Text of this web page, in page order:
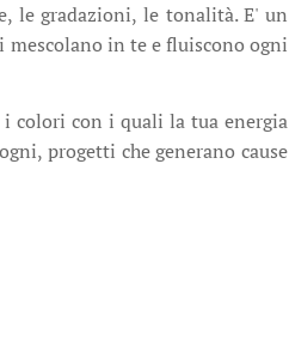
le gradazioni, le tonalità. E' un
mescolano in te e fluiscono ogni
colori con i quali la tua energia
progetti che generano cause